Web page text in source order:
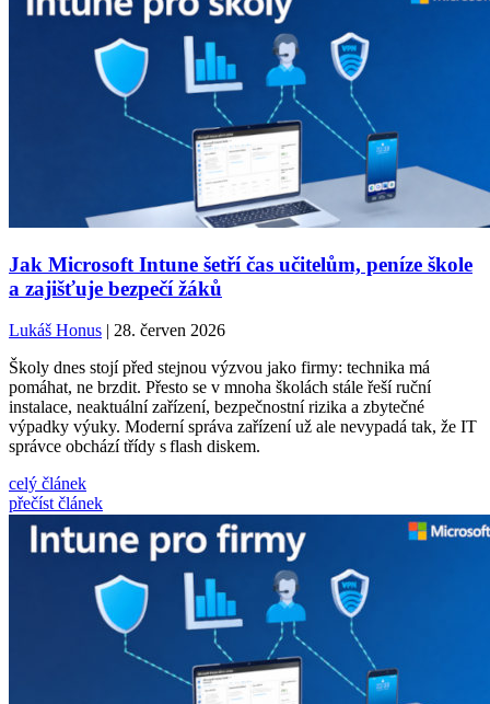
Jak Microsoft Intune šetří čas učitelům, peníze škole
a zajišťuje bezpečí žáků
Lukáš Honus | 28. červen 2026
Školy dnes stojí před stejnou výzvou jako firmy: technika má
pomáhat, ne brzdit. Přesto se v mnoha školách stále řeší ruční
instalace, neaktuální zařízení, bezpečnostní rizika a zbytečné
výpadky výuky. Moderní správa zařízení už ale nevypadá tak, že IT
správce obchází třídy s flash diskem.
celý článek
přečíst článek